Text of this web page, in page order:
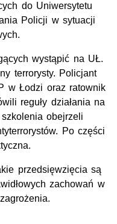
do Uniwersytetu
Policji w sytuacji
wystąpić na UŁ.
terrorysty. Policjant
w Łodzi oraz ratownik
reguły działania na
obejrzeli
Po części
przedsięwzięcia są
zachowań w